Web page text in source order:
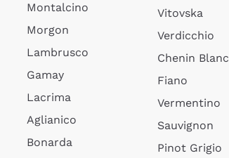
Montalcino
Morgon
Lambrusco
Gamay
Lacrima
Aglianico
Bonarda
Vitovska
Verdicchio
Chenin Blanc
Fiano
Vermentino
Sauvignon
Pinot Grigio